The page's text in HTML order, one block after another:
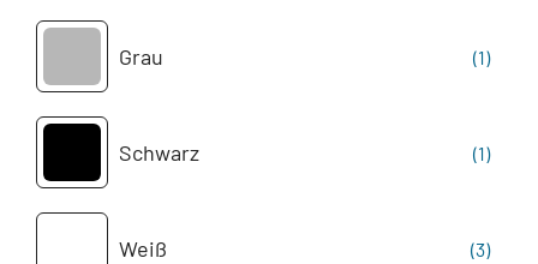
Grau (1)
Schwarz (1)
Weiß (3)